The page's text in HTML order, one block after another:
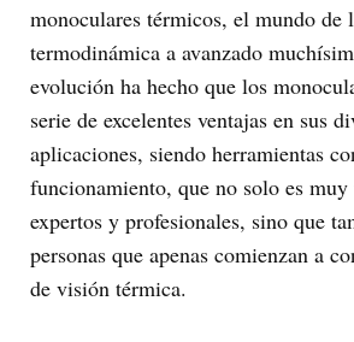
monoculares térmicos, el mundo de
termodinámica a avanzado
evolución ha hecho que los
serie de excelentes ventajas en sus
aplicaciones, siendo herramientas
funcionamiento, que no solo es
expertos y profesionales, sino que
personas que apenas comienzan a
de visión térmica.